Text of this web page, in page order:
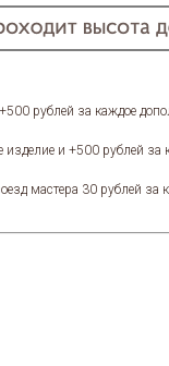
рублей за каждое
и +500 рублей
мастера 30 рублей